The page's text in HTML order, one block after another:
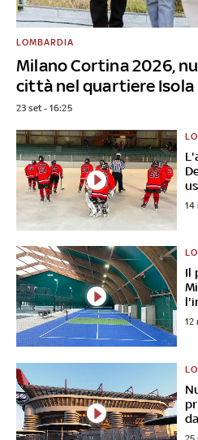
Milano Cortina 2026,
città nel quartiere Isola
LOMBARDIA
23 set - 16:25
14
Il
12